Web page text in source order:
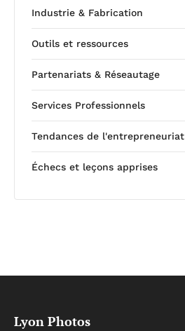
Industrie & Fabrication
Outils et ressources
Partenariats & Réseautage
Services Professionnels
Tendances de l'entrepreneuriat
Échecs et leçons apprises
Lyon Photos